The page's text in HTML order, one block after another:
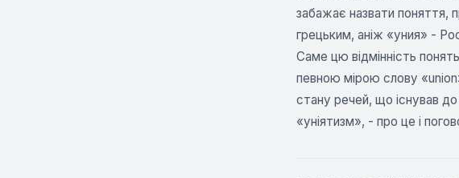
забажає назвати поняття,
грецьким, аніж «уния» -
Саме цю відмінність
певною мірою слову
стану речей, що існував
«уніятизм», - про це і